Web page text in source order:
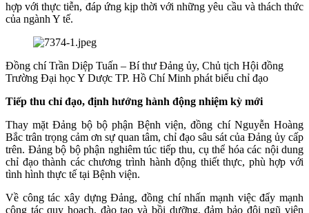
hợp với thực tiễn, đáp ứng kịp thời với những yêu cầu và thách thức
của ngành Y tế.
Đồng chí Trần Diệp Tuấn – Bí thư Đảng ủy, Chủ tịch Hội đồng
Trường Đại học Y Dược TP. Hồ Chí Minh phát biểu chỉ đạo
Tiếp thu chỉ đạo, định hướng hành động nhiệm kỳ mới
Thay mặt Đảng bộ bộ phận Bệnh viện, đồng chí Nguyễn Hoàng
Bắc trân trọng cảm ơn sự quan tâm, chỉ đạo sâu sát của Đảng ủy cấp
trên. Đảng bộ bộ phận nghiêm túc tiếp thu, cụ thể hóa các nội dung
chỉ đạo thành các chương trình hành động thiết thực, phù hợp với
tình hình thực tế tại Bệnh viện.
Về công tác xây dựng Đảng, đồng chí nhấn mạnh việc đẩy mạnh
công tác quy hoạch, đào tạo và bồi dưỡng, đảm bảo đội ngũ viên